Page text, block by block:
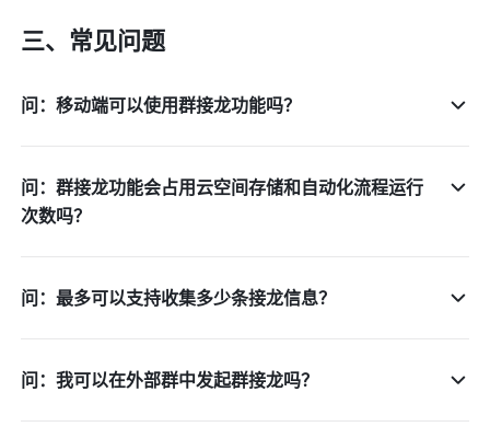
三、常见问题
问：移动端可以使用群接龙功能吗？
问：群接龙功能会占用云空间存储和自动化流程运行
次数吗？
问：最多可以支持收集多少条接龙信息？
问：我可以在外部群中发起群接龙吗？